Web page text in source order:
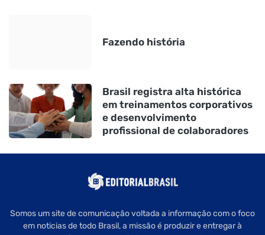
Fazendo história
Brasil registra alta histórica
em treinamentos corporativos
e desenvolvimento
profissional de colaboradores
Somos um site de comunicação voltada a informação com o foco
em noticias de todo Brasil, a missão é produzir e entregar à